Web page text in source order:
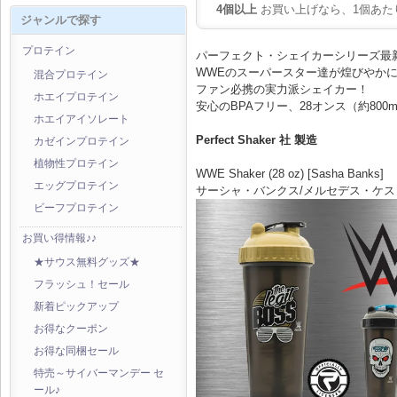
ジャンルで探す
プロテイン
混合プロテイン
ホエイプロテイン
ホエイアイソレート
カゼインプロテイン
植物性プロテイン
エッグプロテイン
ビーフプロテイン
お買い得情報♪♪
★サウス無料グッズ★
フラッシュ！セール
新着ピックアップ
お得なクーポン
お得な同梱セール
特売～サイバーマンデー セ
ール♪
4個以上 お買い上げなら、1個あた
パーフェクト・シェイカーシリーズ最
WWEのスーパースター達が煌びやか
ファン必携の実力派シェイカー！
安心のBPAフリー、28オンス（約
Perfect Shaker 社 製造
WWE Shaker (28 oz) [Sasha Banks]
サーシャ・バンクス/メルセデス・ケ